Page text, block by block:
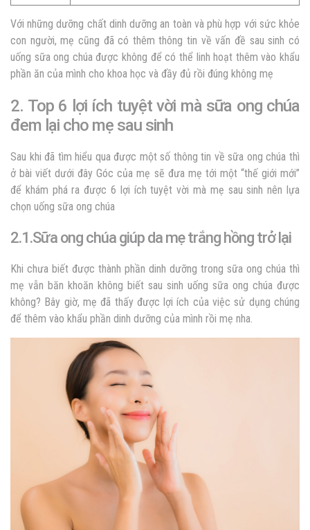
Với những dưỡng chất dinh dưỡng an toàn và phù hợp với sức khỏe
con người, mẹ cũng đã có thêm thông tin về vấn đề sau sinh có
uống sữa ong chúa được không để có thể linh hoạt thêm vào khẩu
phần ăn của mình cho khoa học và đầy đủ rồi đúng không mẹ
2. Top 6 lợi ích tuyệt vời mà sữa ong chúa
đem lại cho mẹ sau sinh
Sau khi đã tìm hiểu qua được một số thông tin về sữa ong chúa thì
ở bài viết dưới đây Góc của mẹ sẽ đưa mẹ tới một “thế giới mới”
để khám phá ra được 6 lợi ích tuyệt vời mà mẹ sau sinh nên lựa
chọn uống sữa ong chúa
2.1.Sữa ong chúa giúp da mẹ trắng hồng trở lại
Khi chưa biết được thành phần dinh dưỡng trong sữa ong chúa thì
mẹ vẫn băn khoăn không biết sau sinh uống sữa ong chúa được
không? Bây giờ, mẹ đã thấy được lợi ích của việc sử dụng chúng
để thêm vào khẩu phần dinh dưỡng của mình rồi mẹ nha.